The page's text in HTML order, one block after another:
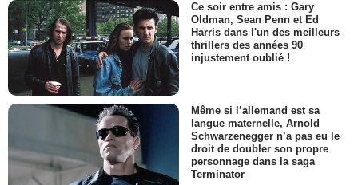
Ce soir entre amis : Gary
Oldman, Sean Penn et Ed
Harris dans l'un des meilleurs
thrillers des années 90
injustement oublié !
Même si l’allemand est sa
langue maternelle, Arnold
Schwarzenegger n’a pas eu le
droit de doubler son propre
personnage dans la saga
Terminator